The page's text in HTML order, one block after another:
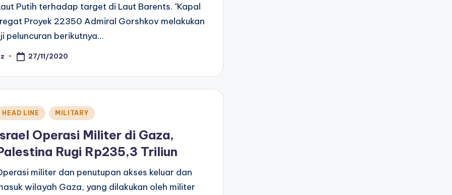
Putih terhadap target di Laut Barents. "Kapal
Proyek 22350 Admiral Gorshkov melakukan
peluncuran berikutnya…
27/11/2020
HEAD LINE MILITARY
Operasi Militer di Gaza,
Rugi Rp235,3 Triliun
militer dan penutupan akses keluar dan
wilayah Gaza, yang dilakukan oleh militer